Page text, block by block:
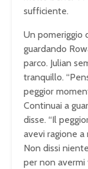
sufficiente.
Un pomeriggio
guardando
parco. Julian
tranquillo.
peggior
Continuai a
disse. “Il
avevi ragione a
Non dissi
per non